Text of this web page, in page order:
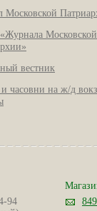
Московской
Московской
вестник
часовни на ж/д
94